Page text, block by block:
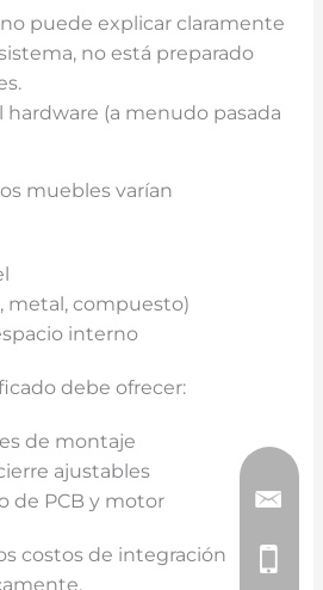
puede explicar claramente
no está preparado
hardware (a menudo pasada
muebles varían
metal, compuesto)
interno
debe ofrecer:
de montaje
ajustables
de PCB y motor
costos de integración